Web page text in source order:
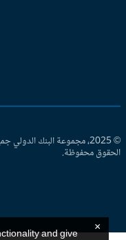
© 2025، مجموعة البنك الدولي جميع
محفوظة.
and give ×